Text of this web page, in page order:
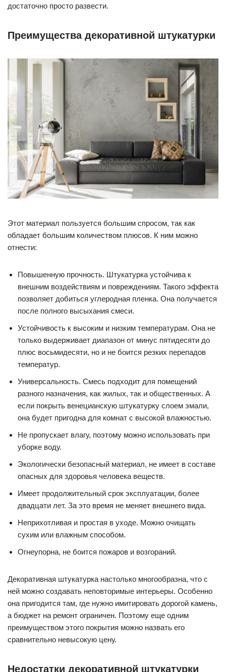
достаточно просто развести.
Преимущества декоративной штукатурки
Этот материал пользуется большим спросом, так как
обладает большим количеством плюсов. К ним можно
отнести:
Повышенную прочность. Штукатурка устойчива к
внешним воздействиям и повреждениям. Такого эффекта
позволяет добиться углеродная пленка. Она получается
после полного высыхания смеси.
Устойчивость к высоким и низким температурам. Она не
только выдерживает диапазон от минус пятидесяти до
плюс восьмидесяти, но и не боится резких перепадов
температур.
Универсальность. Смесь подходит для помещений
разного назначения, как жилых, так и общественных. А
если покрыть венецианскую штукатурку слоем эмали,
она будет пригодна для комнат с высокой влажностью.
Не пропускает влагу, поэтому можно использовать при
уборке воду.
Экологически безопасный материал, не имеет в составе
опасных для здоровья человека веществ.
Имеет продолжительный срок эксплуатации, более
двадцати лет. За это время не меняет внешнего вида.
Неприхотливая и простая в уходе. Можно очищать
сухим или влажным способом.
Огнеупорна, не боится пожаров и возгораний.
Декоративная штукатурка настолько многообразна, что с
ней можно создавать неповторимые интерьеры. Особенно
она пригодится там, где нужно имитировать дорогой камень,
а бюджет на ремонт ограничен. Поэтому еще одним
преимуществом этого покрытия можно назвать его
сравнительно невысокую цену.
Недостатки декоративной штукатурки